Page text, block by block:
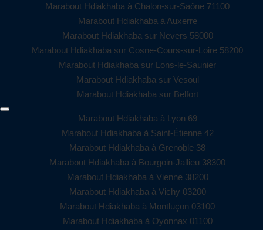
Marabout Hdiakhaba à Chalon-sur-Saône 71100
Marabout Hdiakhaba à Auxerre
Marabout Hdiakhaba sur Nevers 58000
Marabout Hdiakhaba sur Cosne-Cours-sur-Loire 58200
Marabout Hdiakhaba sur Lons-le-Saunier
Marabout Hdiakhaba sur Vesoul
Marabout Hdiakhaba sur Belfort
Marabout Hdiakhaba à Lyon 69
Marabout Hdiakhaba à Saint-Étienne 42
Marabout Hdiakhaba à Grenoble 38
Marabout Hdiakhaba à Bourgoin-Jallieu 38300
Marabout Hdiakhaba à Vienne 38200
Marabout Hdiakhaba à Vichy 03200
Marabout Hdiakhaba à Montluçon 03100
Marabout Hdiakhaba à Oyonnax 01100